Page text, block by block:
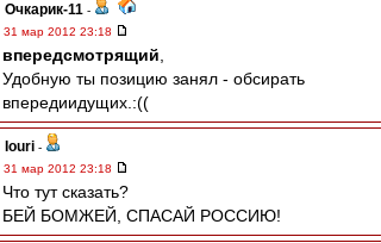
Очкарик-11 -
31 мар 2012 23:18
впередсмотрящий
Удобную ты позицию занял - обсирать
впередиидущих.:((
Iouri -
31 мар 2012 23:18
Что тут сказать?
БЕЙ БОМЖЕЙ, СПАСАЙ РОССИЮ!